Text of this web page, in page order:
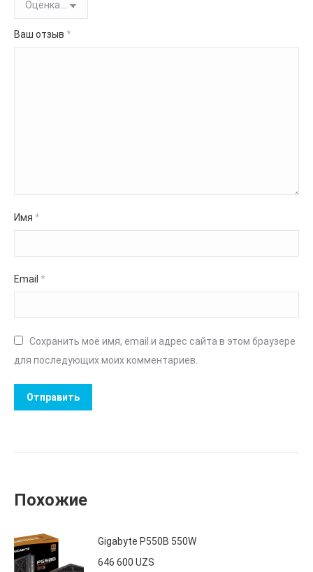
Ваш отзыв *
Имя *
Email *
Сохранить моё имя, email и адрес сайта в этом браузере
для последующих моих комментариев.
Похожие
Gigabyte P550B 550W
646 600 UZS